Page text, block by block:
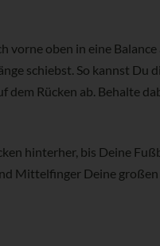
vorne oben in eine
schiebst. So kannst Du
Rücken ab. Behalte
hinterher, bis Deine
Mittelfinger Deine